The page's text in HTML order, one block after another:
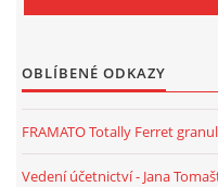
OBLÍBENÉ ODKAZY
FRAMATO Totally Ferret
Vedení účetnictví - Jana